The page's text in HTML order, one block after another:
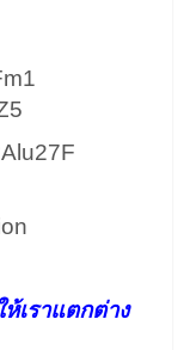
เราแตกต่าง